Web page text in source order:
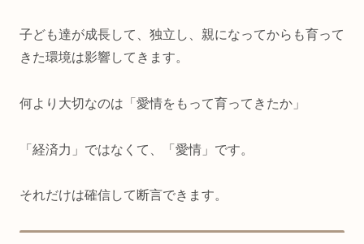
子ども達が成長して、独立し、親になってからも育って
きた環境は影響してきます。
何より大切なのは「愛情をもって育ってきたか」
「経済力」ではなくて、「愛情」です。
それだけは確信して断言できます。